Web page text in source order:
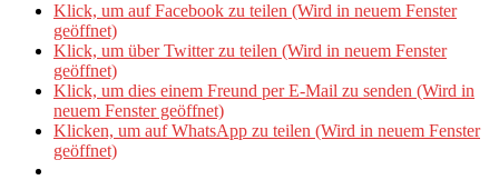
Klick, um auf Facebook zu teilen (Wird in neuem Fenster
geöffnet)
Klick, um über Twitter zu teilen (Wird in neuem Fenster
geöffnet)
Klick, um dies einem Freund per E-Mail zu senden (Wird in
neuem Fenster geöffnet)
Klicken, um auf WhatsApp zu teilen (Wird in neuem Fenster
geöffnet)